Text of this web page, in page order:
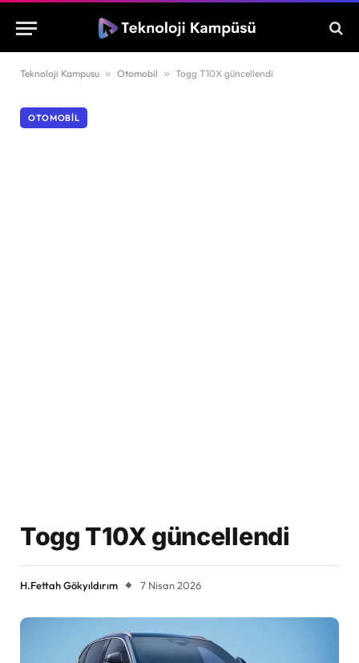
Teknoloji Kampusu » Otomobil » Togg T10X güncellendi
OTOMOBIL
Togg T10X güncellendi
H.Fettah Gökyıldırım 7 Nisan 2026